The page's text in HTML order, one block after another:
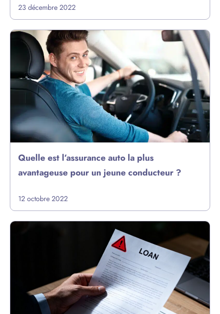
23 décembre 2022
Quelle est l’assurance auto la plus
avantageuse pour un jeune conducteur ?
12 octobre 2022